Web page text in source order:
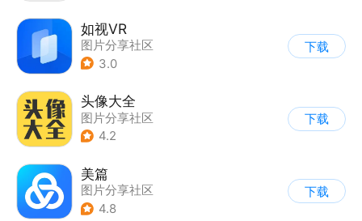
如视VR
图片分享社区
3.0
下载
头像大全
图片分享社区
4.2
下载
美篇
图片分享社区
4.8
下载